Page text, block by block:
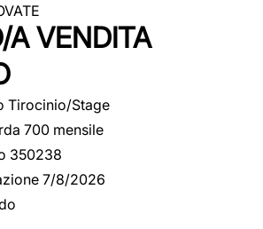
VENDITA
Tirocinio/Stage
700 mensile
350238
7/8/2026